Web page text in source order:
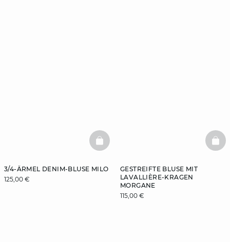
3/4-ÄRMEL DENIM-BLUSE MILO
125,00 €
BASKETFULL
GESTREIFTE BLUSE MIT
LAVALLIÈRE-KRAGEN
MORGANE
115,00 €